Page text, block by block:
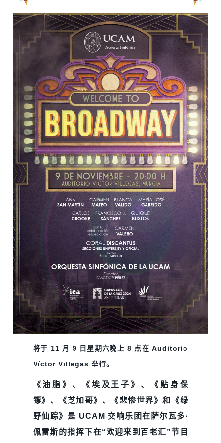
将于 11 月 9 日星期六晚上 8 点在 Auditorio
Víctor Villegas 举行。
《油脂》、《埃及王子》、《贴身保
镖》、《芝加哥》、《悲惨世界》和《绿
野仙踪》是 UCAM 交响乐团在萨尔瓦多·
佩雷斯的指挥下在“欢迎来到百老汇”节目